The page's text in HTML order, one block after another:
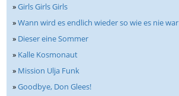
»Girls Girls Girls
»Wann wird es endlich wieder so wie es nie war
» Dieser eine Sommer
» Kalle Kosmonaut
» Mission Ulja Funk
»Goodbye, Don Glees!